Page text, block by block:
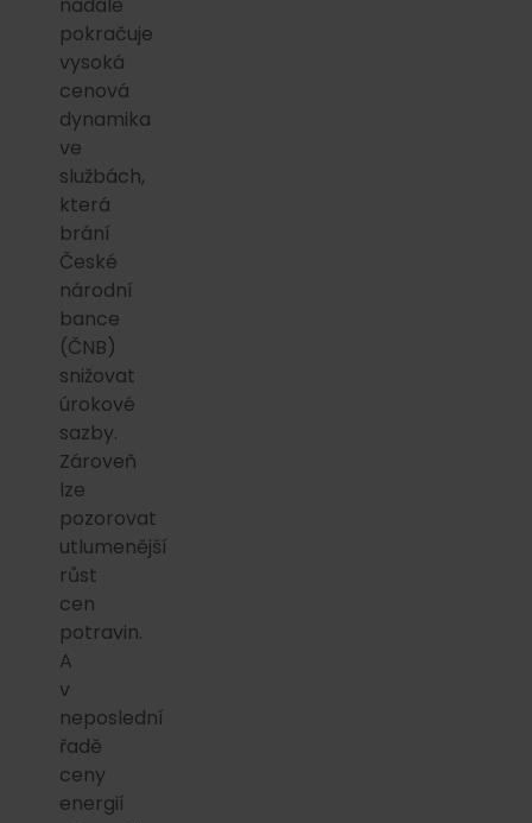
pokračuje
vysoká
cenová
dynamika
ve
službách,
která
brání
České
národní
bance
(ČNB)
snižovat
úrokové
sazby.
Zároveň
lze
pozorovat
utlumenější
růst
cen
potravin.
A
v
neposlední
řadě
ceny
energií